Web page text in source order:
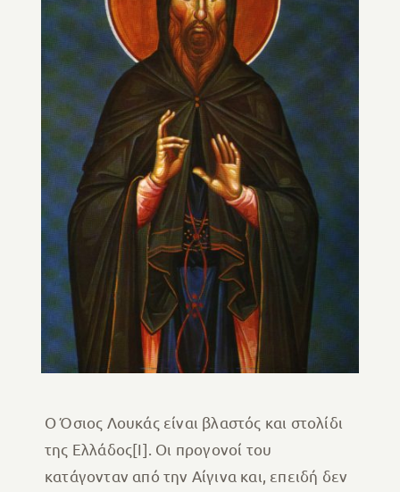
Ο Όσιος Λουκάς είναι βλαστός και στολίδι
της Ελλάδος[I]. Oι προγονοί του
κατάγονταν από την Αίγινα και, επειδή δεν